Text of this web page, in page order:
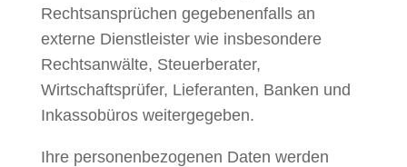
Rechtsansprüchen gegebenenfalls an
externe Dienstleister wie insbesondere
Rechtsanwälte, Steuerberater,
Wirtschaftsprüfer, Lieferanten, Banken und
Inkassobüros weitergegeben.
Ihre personenbezogenen Daten werden